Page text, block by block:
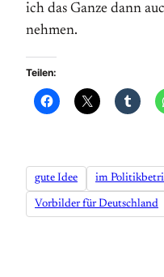
ich das Ganze dann
nehmen.
Teilen:
gute Idee im
Vorbilder für Deutschland